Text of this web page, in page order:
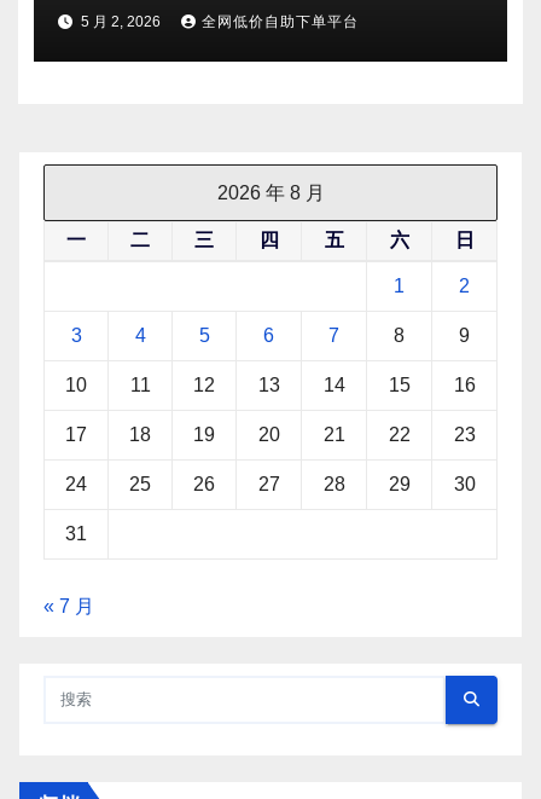
5 月 2, 2026 全网低价自助下单平台
2026 年 8 月
一 二 三 四 五 六 日
1 2
3 4 5 6 7 8 9
10 11 12 13 14 15 16
17 18 19 20 21 22 23
24 25 26 27 28 29 30
31
« 7 月